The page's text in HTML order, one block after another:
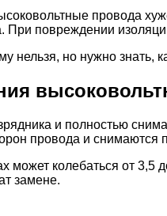
провода
При повреждении
нельзя, но нужно
и полностью
провода и снимаются
может колебаться от 3,5
замене.